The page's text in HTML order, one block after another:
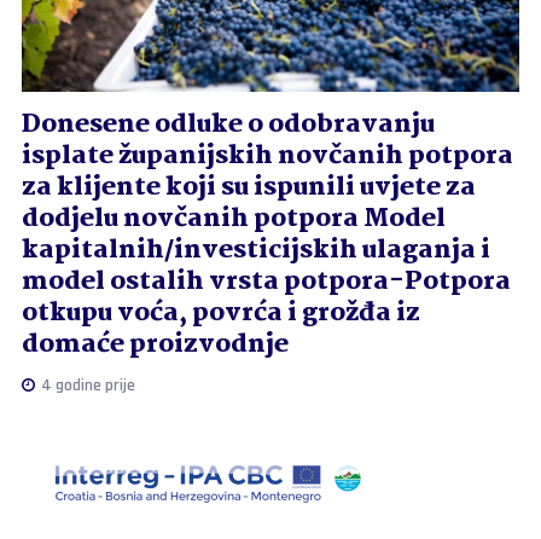
Donesene odluke o odobravanju
isplate županijskih novčanih potpora
za klijente koji su ispunili uvjete za
dodjelu novčanih potpora Model
kapitalnih/investicijskih ulaganja i
model ostalih vrsta potpora-Potpora
otkupu voća, povrća i grožđa iz
domaće proizvodnje
4 godine prije